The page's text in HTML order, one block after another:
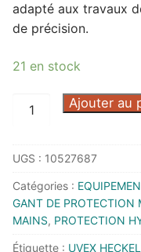
adapté aux travaux
de précision.
21 en stock
quantité
DE
PROTECTION
UVEX
UNILITE
6605
Ajouter au
UGS : 10527687
Catégories :
GANT DE PROTECTION
MAINS, PROTECTION
Étiquette : UVEX